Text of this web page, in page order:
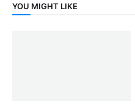
YOU MIGHT LIKE